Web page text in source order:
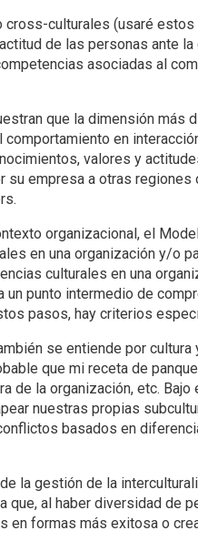
culturales (usaré
de las personas ante
asociadas al
que la dimensión más
en
valores y
empresa a otras
organizacional, el
en una organización y/o
culturales en una
punto intermedio de
pasos, hay criterios
se entiende por
que mi receta de
de la organización, etc.
nuestras propias
basados en
la gestión de la
al haber diversidad de
formas más exitosa o